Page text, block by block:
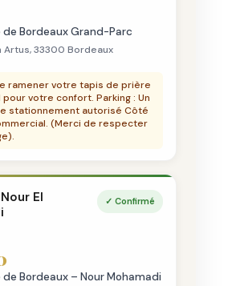
de Bordeaux Grand-Parc
Artus, 33300 Bordeaux
ramener votre tapis de prière
votre confort. Parking : Un
stationnement autorisé Côté
(Merci de respecter
El
✓ Confirmé
de Bordeaux – Nour Mohamadi